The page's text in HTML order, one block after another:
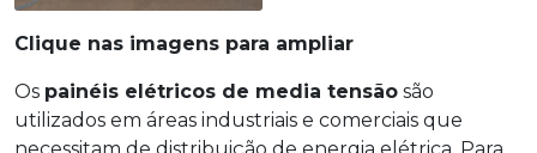
Clique nas imagens para ampliar
Os painéis elétricos de media tensão são
utilizados em áreas industriais e comerciais que
necessitam de distribuição de energia elétrica. Para